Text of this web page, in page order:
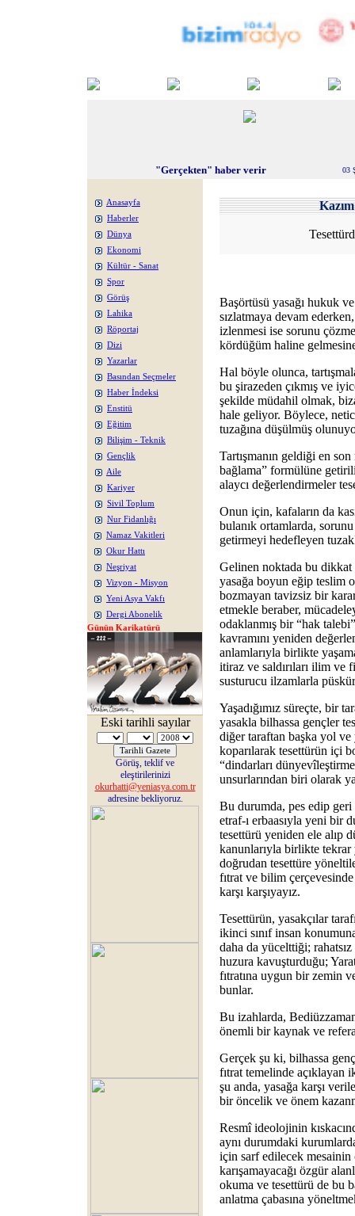
"Gerçekten" haber verir 03
Anasayfa
Haberler
Dünya
Ekonomi
Kültür - Sanat
Spor
Görüş
Lahika
Röportaj
Dizi
Yazarlar
Basından Seçmeler
Haber İndeksi
Enstitü
Eğitim
Bilişim - Teknik
Gençlik
Aile
Kariyer
Sivil Toplum
Nur Fidanlığı
Namaz Vakitleri
Okur Hattı
Neşriyat
Vizyon - Misyon
Yeni Asya Vakfı
Dergi Abonelik
Günün Karikatürü
Eski tarihli sayılar
Görüş, teklif ve
eleştirilerinizi
okurhatti@yeniasya.com.tr
adresine bekliyoruz.
Başörtüsü yasağı hukuk
sızlatmaya devam
izlenmesi ise sorunu
kördüğüm haline
Hal böyle olunca,
bu şirazeden çıkmış ve
şekilde müdahil olmak,
hale geliyor. Böylece,
tuzağına düşülmüş
Tartışmanın geldiği en
bağlama” formülüne
alaycı değerlendirmeler
Onun için, kafaların da
bulanık ortamlarda,
getirmeyi hedefleyen
Gelinen noktada bu
yasağa boyun eğip teslim
bozmayan tavizsiz bir
etmekle beraber,
odaklanmış bir “hak
kavramını yeniden
anlamlarıyla birlikte
itiraz ve saldırıları ilim
susturucu ilzamlarla
Yaşadığımız süreçte, bir
yasakla bilhassa gençler
diğer taraftan başka yol ve
koparılarak tesettürün içi
“dindarları
unsurlarından biri olarak
Bu durumda, pes edip geri
etraf-ı erbaasıyla yeni bir
tesettürü yeniden ele alıp
kanunlarıyla birlikte tekrar
doğrudan tesettüre
fıtrat ve bilim
karşı karşıyayız.
Tesettürün, yasakçılar
ikinci sınıf insan
daha da yücelttiği;
huzura kavuşturduğu;
fıtratına uygun bir zemin
bunlar.
Bu izahlarda,
önemli bir kaynak ve
Gerçek şu ki, bilhassa
fıtrat temelinde açıklayan
şu anda, yasağa karşı
bir öncelik ve önem
Resmî ideolojinin
aynı durumdaki
için sarf edilecek mesainin
karışamayacağı özgür
okuma ve tesettürü de bu
anlatma çabasına